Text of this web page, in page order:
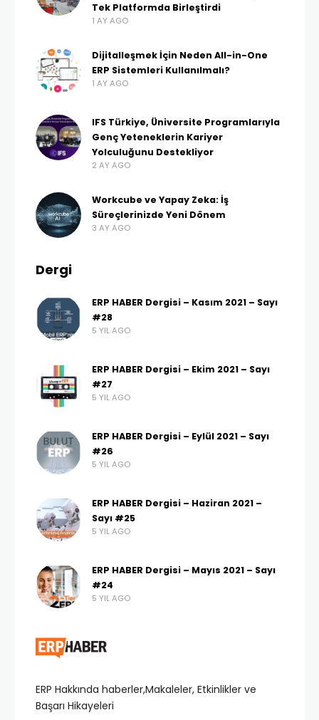
ERP Hakkında haberler,Makaleler, Etkinlikler ve
Başarı Hikayeleri
Tek Platformda Birleştirdi
1 AY AGO
Dijitalleşmek İçin Neden All-in-One
ERP Sistemleri Kullanılmalı?
1 AY AGO
IFS Türkiye, Üniversite Programlarıyla
Genç Yeteneklerin Kariyer
Yolculuğunu Destekliyor
2 AY AGO
Workcube ve Yapay Zeka: İş
Süreçlerinizde Yeni Dönem
3 AY AGO
Dergi
ERP HABER Dergisi – Kasım 2021 – Sayı
#28
5 YIL AGO
ERP HABER Dergisi – Ekim 2021 – Sayı
#27
5 YIL AGO
ERP HABER Dergisi – Eylül 2021 – Sayı
#26
5 YIL AGO
ERP HABER Dergisi – Haziran 2021 –
Sayı #25
5 YIL AGO
ERP HABER Dergisi – Mayıs 2021 – Sayı
#24
5 YIL AGO